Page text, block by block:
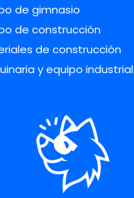
de gimnasio
de construcción
de construcción
y equipo industrial